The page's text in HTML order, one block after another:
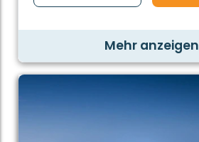
Mehr anzeigen